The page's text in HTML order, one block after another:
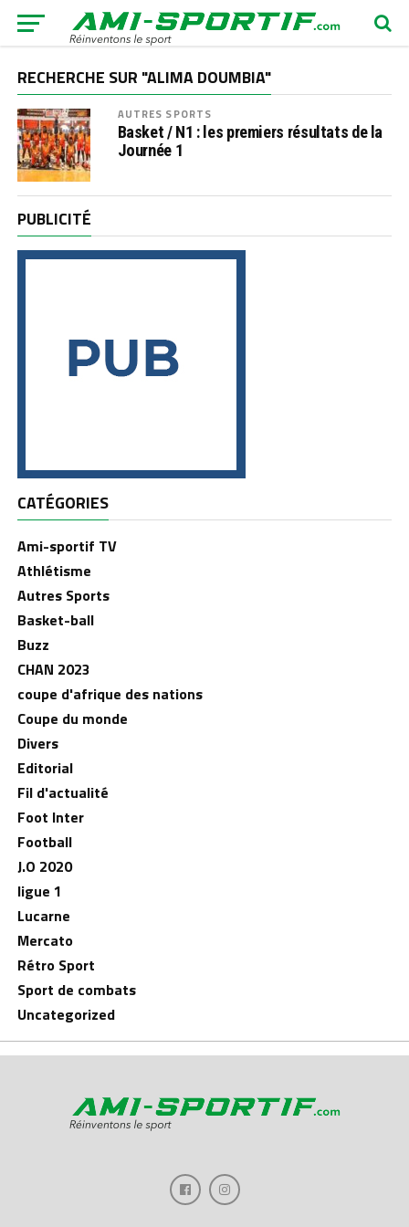
RECHERCHE SUR "ALIMA DOUMBIA"
AUTRES SPORTS
Basket / N1 : les premiers résultats de la
Journée 1
PUBLICITÉ
CATÉGORIES
Ami-sportif TV
Athlétisme
Autres Sports
Basket-ball
Buzz
CHAN 2023
coupe d'afrique des nations
Coupe du monde
Divers
Editorial
Fil d'actualité
Foot Inter
Football
J.O 2020
ligue 1
Lucarne
Mercato
Rétro Sport
Sport de combats
Uncategorized